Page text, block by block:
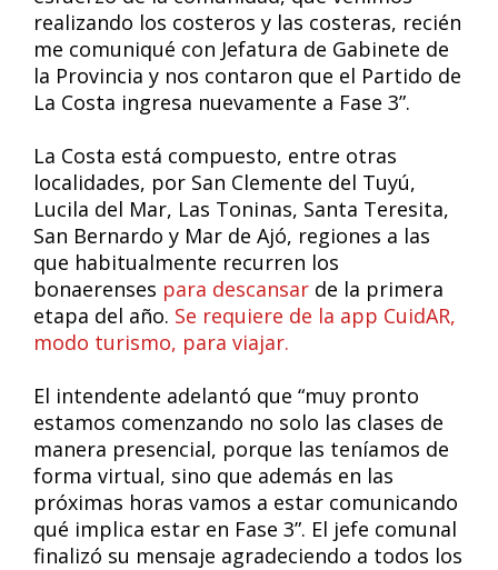
realizando los costeros y las costeras, recién
me comuniqué con Jefatura de Gabinete de
la Provincia y nos contaron que el Partido de
La Costa ingresa nuevamente a Fase 3”.
La Costa está compuesto, entre otras
localidades, por San Clemente del Tuyú,
Lucila del Mar, Las Toninas, Santa Teresita,
San Bernardo y Mar de Ajó, regiones a las
que habitualmente recurren los
bonaerenses para descansar de la primera
etapa del año. Se requiere de la app CuidAR,
modo turismo, para viajar.
El intendente adelantó que “muy pronto
estamos comenzando no solo las clases de
manera presencial, porque las teníamos de
forma virtual, sino que además en las
próximas horas vamos a estar comunicando
qué implica estar en Fase 3”. El jefe comunal
finalizó su mensaje agradeciendo a todos los